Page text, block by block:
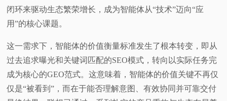
闭环来驱动生态繁荣增长，成为智能体从“技术”迈向“应
用”的核心课题。
这一需求下，智能体的价值衡量标准发生了根本转变，即从
过去追求曝光和关键词匹配的SEO模式，转向以实际任务完
成为核心的GEO范式。这意味着，智能体的价值关键不再仅
仅是“被看到”，而在于能否理解意图、有效协同并可靠交付